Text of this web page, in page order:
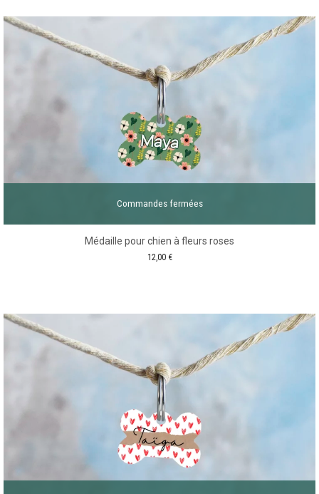
Commandes fermées
Médaille pour chien à fleurs roses
12,00 €